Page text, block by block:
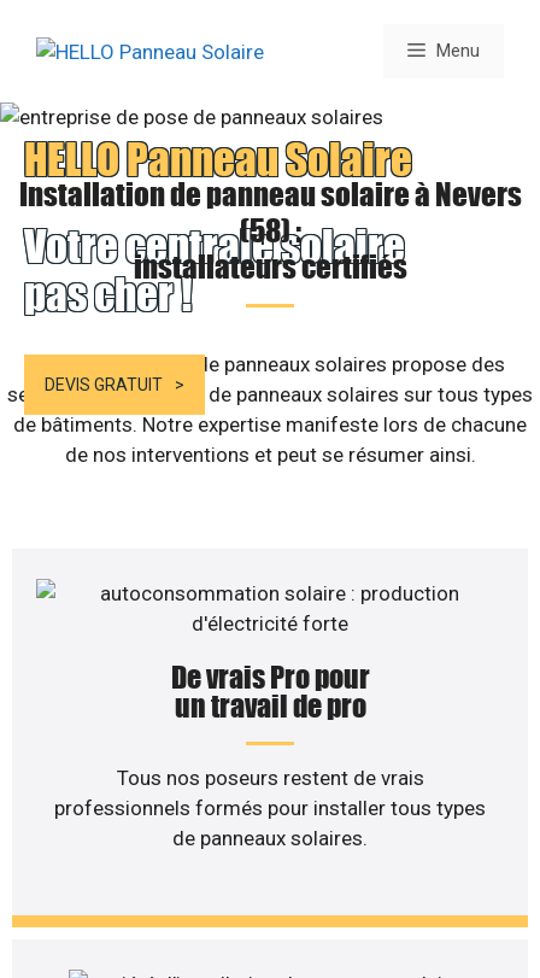
Menu
HELLO Panneau Solaire
Votre centrale solaire
pas cher !
DEVIS GRATUIT
Installation de panneau solaire à Nevers
(58) :
installateurs certifiés
Notre compagnie de panneaux solaires propose des
services d’installation de panneaux solaires sur tous types
de bâtiments. Notre expertise manifeste lors de chacune
de nos interventions et peut se résumer ainsi.
De vrais Pro pour
un travail de pro
Tous nos poseurs restent de vrais
professionnels formés pour installer tous types
de panneaux solaires.